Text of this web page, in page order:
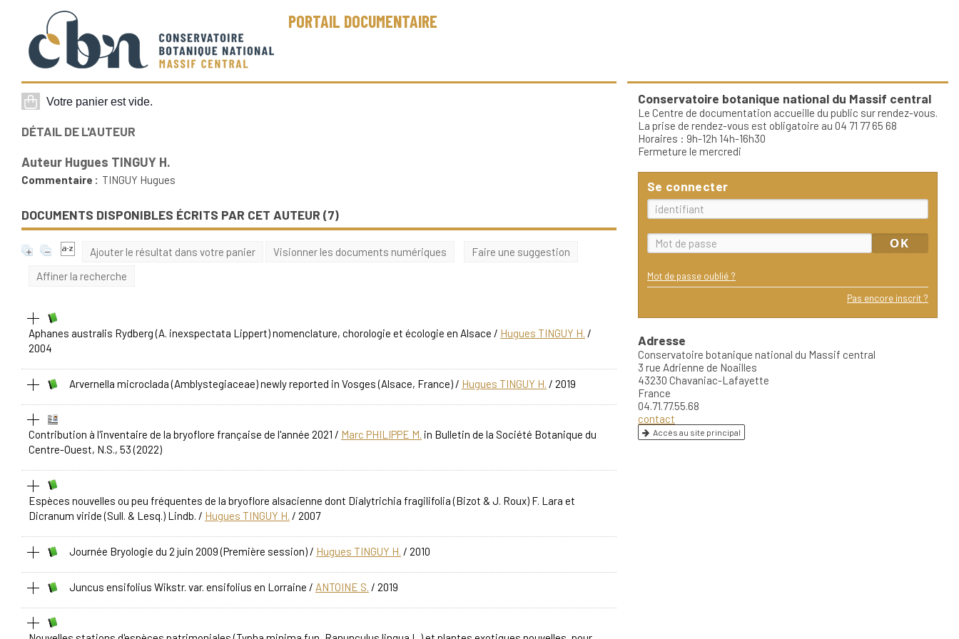
PORTAIL DOCUMENTAIRE
DÉTAIL DE L'AUTEUR
Auteur Hugues TINGUY H.
Commentaire : TINGUY Hugues
DOCUMENTS DISPONIBLES ÉCRITS PAR CET AUTEUR (7)
Ajouter le résultat dans votre panier Visionner les documents numériques
Faire une suggestion
Affiner la recherche
Aphanes australis Rydberg (A. inexspectata Lippert) nomenclature, chorologie et écologie en Alsace / Hugues TINGUY H. /
2004
Arvernella microclada (Amblystegiaceae) newly reported in Vosges (Alsace, France)/ Hugues TINGUY H. / 2019
Contribution à l'inventaire de la bryoflore française de l'année 2021 / Marc PHILIPPE M. in Bulletin de la Société Botanique du
Centre-Ouest, N.S., 53 (2022)
Espèces nouvelles ou peu fréquentes de la bryoflore alsacienne dont Dialytrichia fragilifolia (Bizot & J. Roux) F. Lara et
Dicranum viride (Sull. & Lesq.) Lindb. / Hugues TINGUY H. / 2007
Journée Bryologie du 2 juin 2009 (Première session)/ Hugues TINGUY H. / 2010
Juncus ensifolius Wikstr. var. ensifolius en Lorraine / ANTOINE S. / 2019
Conservatoire botanique national du Massif central
Le Centre de documentation accueille du public sur rendez-vous.
La prise de rendez-vous est obligatoire au 04 71 77 65 68
Horaires : 9h-12h 14h-16h30
Fermeture le mercredi
Se connecter
Mot de passe oublié ?
Pas encore inscrit ?
Adresse
Conservatoire botanique national du Massif central
3 rue Adrienne de Noailles
43230 Chavaniac-Lafayette
France
04.71.77.55.68
contact
Accès au site principal